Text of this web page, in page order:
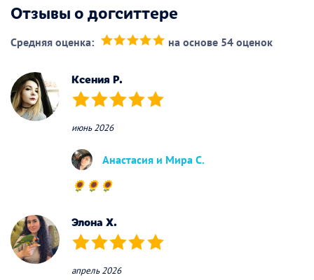
Отзывы о догситтере
Средняя оценка: на основе 54 оценок
Ксения P.
(*) (*) (*) (*) (*)
июнь 2026
Анастасия и Мира С.
🌻🌻🌻
Элона Х.
(*) (*) (*) (*) (*)
апрель 2026